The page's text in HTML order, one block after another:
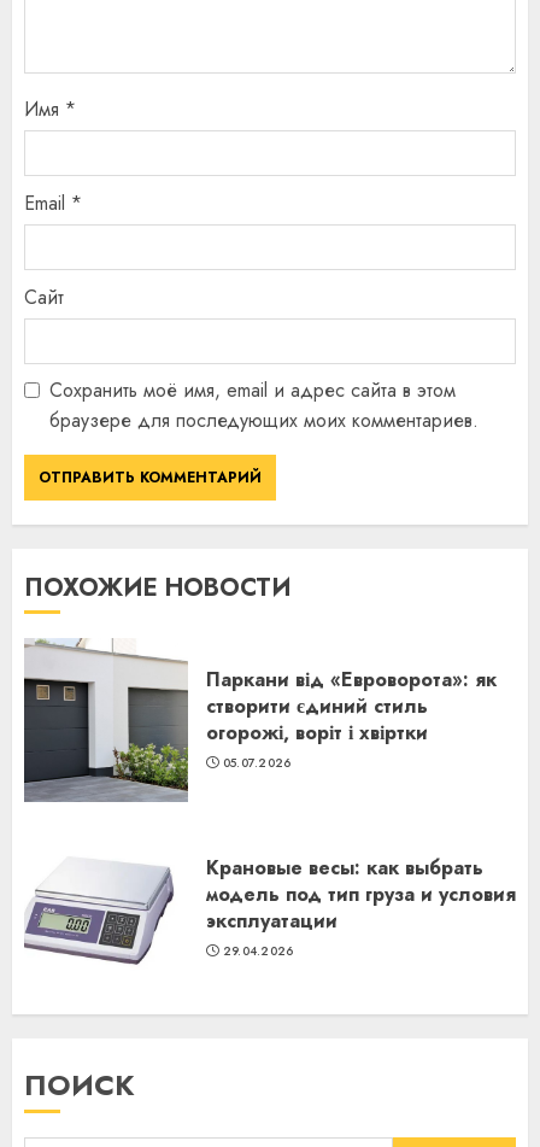
Имя *
Email *
Сайт
Сохранить моё имя, email и адрес сайта в этом
браузере для последующих моих комментариев.
ПОХОЖИЕ НОВОСТИ
Паркани від «Евроворота»: як
створити єдиний стиль
огорожі, воріт і хвіртки
05.07.2026
Крановые весы: как выбрать
модель под тип груза и условия
эксплуатации
29.04.2026
ПОИСК